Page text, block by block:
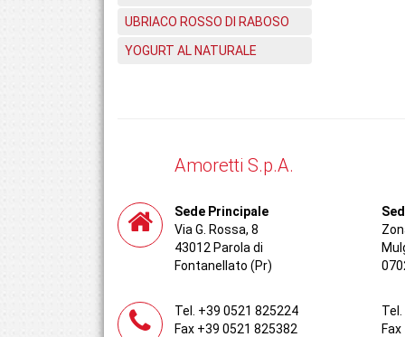
UBRIACO ROSSO DI RABOSO
YOGURT AL NATURALE
Amoretti S.p.A.
Sede Principale
Via G. Rossa, 8
43012 Parola di
Fontanellato (Pr)
Tel. +39 0521 825224
Fax +39 0521 825382